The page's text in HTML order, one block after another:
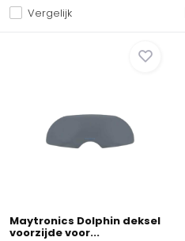
Vergelijk
Maytronics Dolphin deksel
voorzijde voor...